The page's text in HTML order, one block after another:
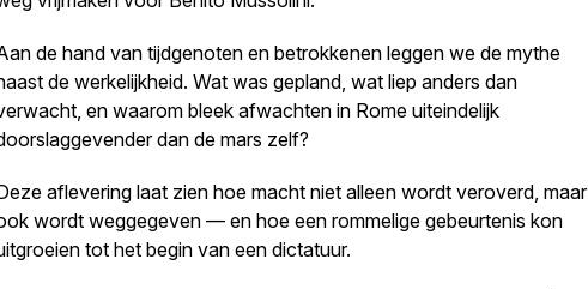
de hand van tijdgenoten en betrokkenen leggen we de mythe
de werkelijkheid. Wat was gepland, wat liep anders dan
en waarom bleek afwachten in Rome uiteindelijk
dan de mars zelf?
aflevering laat zien hoe macht niet alleen wordt veroverd, maar
wordt weggegeven — en hoe een rommelige gebeurtenis kon
tot het begin van een dictatuur.